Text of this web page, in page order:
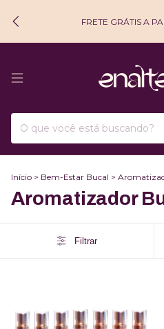
FRETE GRÁTIS A
Início > Bem-Estar Bucal >
Aromatizador
Filtrar